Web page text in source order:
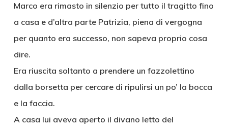
Marco era rimasto in silenzio per tutto il tragitto fino
a casa e d’altra parte Patrizia, piena di vergogna
per quanto era successo, non sapeva proprio cosa
dire.
Era riuscita soltanto a prendere un fazzolettino
dalla borsetta per cercare di ripulirsi un po’ la bocca
e la faccia.
A casa lui aveva aperto il divano letto del